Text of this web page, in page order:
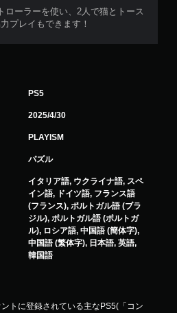
ローラーを使い、2人で猫とトース
プレイもできます！
PS5
2025/4/30
PLAYISM
パズル
イタリア語, ウクライナ語, スペ
イン語, ドイツ語, フランス語
(フランス), ポルトガル語 (ブラ
ジル), ポルトガル語 (ポルトガ
ル), ロシア語, 中国語 (簡体字),
中国語 (繁体字), 日本語, 英語,
韓国語
トに登録されている主なPS5(「コン